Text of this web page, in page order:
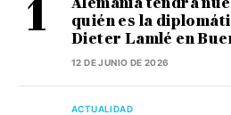
quién es la
Dieter Lamlé en
12 DE JUNIO DE 2026
ACTUALIDAD